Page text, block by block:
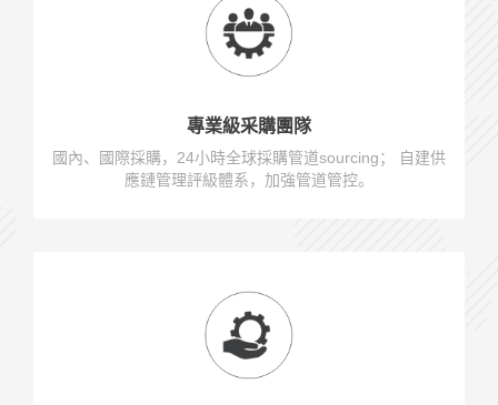
專業級采購團隊
國內、國際採購，24小時全球採購管道sourcing； 自建供
應鏈管理評級體系，加強管道管控。